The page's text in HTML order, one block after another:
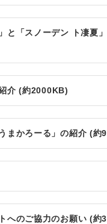
と「スノーデン ト凄夏
介 (約2000KB)
まかろーる」の紹介 (約
へのご協力のお願い (約